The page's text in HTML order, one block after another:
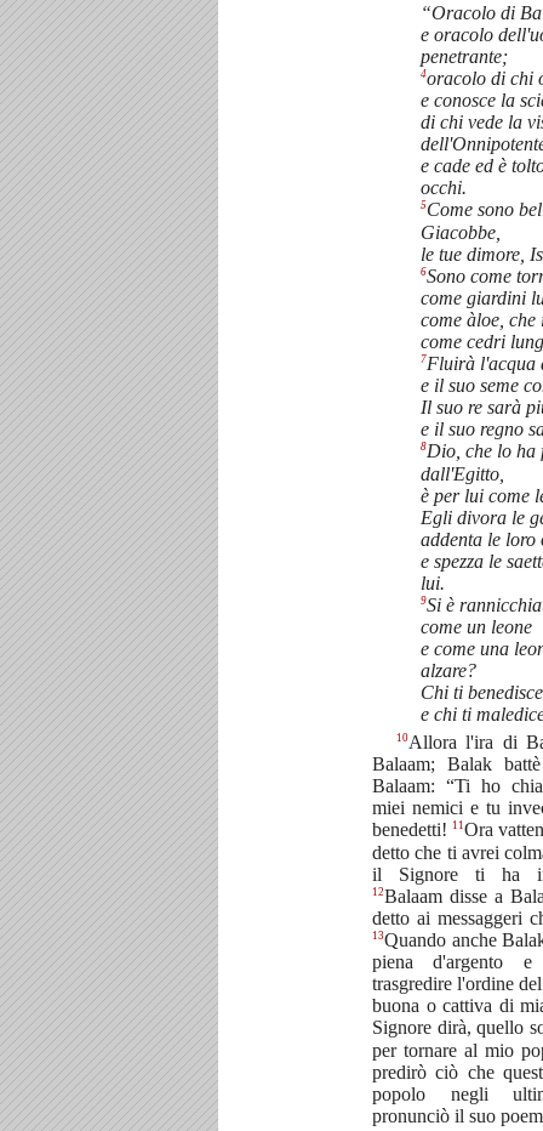
“Oracolo di
e oracolo
penetrante;
4oracolo di chi
e conosce la
di chi vede la
e cade ed è
occhi.
5Come sono
Giacobbe,
le tue dimore,
6Sono come
come giardini
come àloe,
come cedri
7Fluirà l'acqua
e il suo seme
Il suo re sarà
e il suo regno
8Dio, che lo ha
dall'Egitto,
è per lui come
Egli divora le
addenta le loro
e spezza le
lui.
9Si è
come un leone
e come una
alzare?
Chi ti
e chi ti
10Allora l'ira di
Balaam; Balak
Balaam: “Ti ho
miei nemici e tu
benedetti! 11Ora
detto che ti avrei
il Signore ti ha
12Balaam disse a
detto ai messaggeri
13Quando anche
piena d'argento
trasgredire l'ordine
buona o cattiva di
Signore dirà, quello
per tornare al mio
predirò ciò che
popolo negli
pronunciò il suo